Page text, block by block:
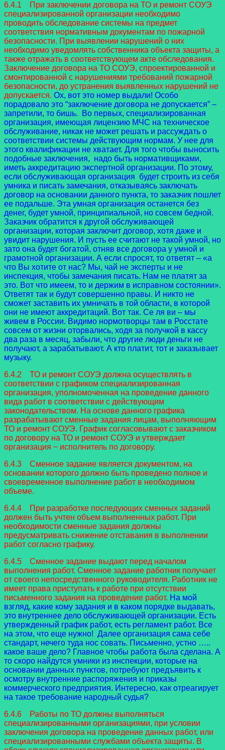
6.4.1 При заключении договора на ТО и ремонт СОУЭ
специализированной организации необходимо
проводить обследование системы на предмет
соответствия нормативным документам по пожарной
безопасности. При выявлении нарушений о них
необходимо уведомлять собственника объекта защиты, а
также отражать в соответствующем акте обследования.
Заключение договора на ТО СОУЭ, спроектированной и
смонтированной с нарушениями требований пожарной
безопасности, до устранения выявленных нарушений не
допускается. Ох, вот это номер выдали! Особо
порадовало это “заключение договора не допускается” –
запретили, то бишь. Во первых, специализированная
организация, имеющая лицензию МЧС на техническое
обслуживание, никак не может решать и рассуждать о
соответствии системы действующим нормам. У нее для
этого квалификации не хватает. Для того чтобы выносить
подобные заключения, надо быть нормативщиками,
иметь аккредитацию экспертной организации. По этому,
если обслуживающая организация будет строить из себя
умника и писать замечания, отказываясь заключать
договор на основании данного пункта, то заказчик пошлет
ее подальше. Эта умная организация останется без
денег, будет умной, принципиальной, но совсем бедной.
Заказчик обратится к другой обслуживающей
организации, которая заключит договор, хотя даже и
увидит нарушения. И пусть ее считают не такой умной, но
зато она будет богатой, отняв все договора у умной и
грамотной организации. А если спросят, то ответят – «а
что Вы хотите от нас? Мы, чай не эксперты и не
инспекция, чтобы замечания писать. Нам не платят за
это. Вот что имеем, то и держим в исправном состоянии».
Ответят так и будут совершенно правы. И никто не
сможет заставить их умничать в той области, в которой
они не имеют аккредитаций. Вот так. Се ля ви – мы
живем в России. Видимо нормотворцы там в Росстате
совсем от жизни оторвались, ходя за получкой в кассу
два раза в месяц, забыли, что другие люди деньги не
получают, а зарабатывают. А кто платит, тот и заказывает
музыку.
6.4.2 ТО и ремонт СОУЭ должна осуществлять в
соответствии с графиком специализированная
организация, уполномоченная на проведение данного
вида работ в соответствии с действующим
законодательством. На основе данного графика
разрабатывают сменные задания лицам, выполняющим
ТО и ремонт СОУЭ. График согласовывают с заказчиком
по договору на ТО и ремонт СОУЭ и утверждает
организация − исполнитель по договору.
6.4.3 Сменное задание является документом, на
основании которого должно быть проведено полное и
своевременное выполнение работ в необходимом
объеме.
6.4.4 При разработке последующих сменных заданий
должен быть учтен объем выполненных работ. При
необходимости сменные задания должны
предусматривать снижение отставания в выполнении
работ согласно графику.
6.4.5 Сменное задание выдают перед началом
выполнения работ. Сменное задание работник получает
от своего непосредственного руководителя. Работник не
имеет права приступать к работе при отсутствии
письменного задания на проведение работ. На мой
взгляд, какие кому задания и в каком порядке выдавать,
это внутреннее дело обслуживающей организации. Есть
утвержденный график работ, есть регламент работ. Все
на этом, что еще нужно! Далее организация сама себе
стандарт, нечего туда нос совать. Письменно, устно …..
какое ваше дело? Главное чтобы работа была сделана. А
то скоро найдутся умники из инспекции, которые на
основании данных пунктов, потребуют предъявить к
осмотру внутренние распоряжения и приказы
коммерческого предприятия. Интересно, как отреагирует
на такое требование народный судья?
6.4.6 Работы по ТО должны выполняться
специализированными организациями, при условии
заключения договора на проведение данных работ, или
специализированными службами объекта защиты. В